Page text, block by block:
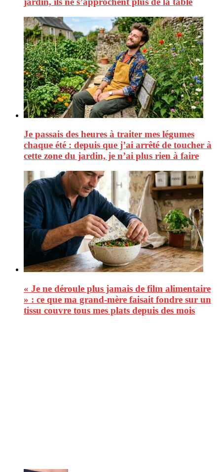
Je passais des heures à traiter mes légumes
chaque été : depuis que j’ai arrêté de toucher à
cette zone du jardin, je n’ai plus rien à faire
« Je ne déroule plus jamais de film alimentaire
» : ce que ma grand-mère faisait fondre sur un
tissu couvre tous mes plats depuis des mois